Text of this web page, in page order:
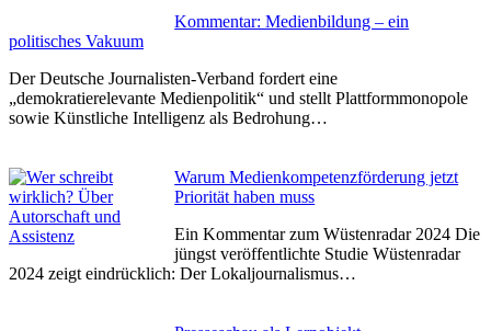
Kommentar: Medienbildung – ein
politisches Vakuum
Der Deutsche Journalisten-Verband fordert eine
„demokratierelevante Medienpolitik“ und stellt Plattformmonopole
sowie Künstliche Intelligenz als Bedrohung…
Warum Medienkompetenzförderung jetzt
Priorität haben muss
Ein Kommentar zum Wüstenradar 2024 Die
jüngst veröffentlichte Studie Wüstenradar
2024 zeigt eindrücklich: Der Lokaljournalismus…